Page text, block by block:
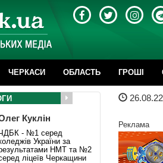
ЧЕРКАСИ ОБЛАСТЬ ГРОШІ
Реклама
Куклін
- №1 серед
України за
НМТ та №2
ліцеїв Черкащини